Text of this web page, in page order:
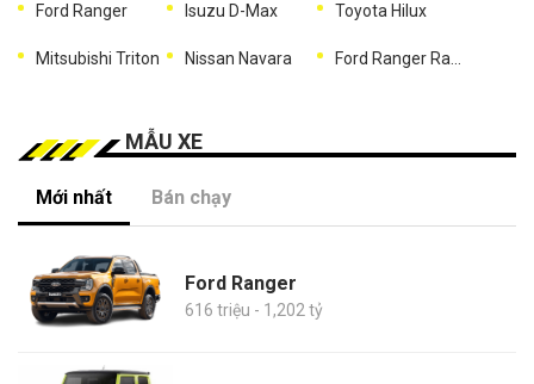
Ford Ranger Isuzu D-Max Toyota Hilux
Mitsubishi Triton Nissan Navara Ford Ranger Raptor
MẪU XE
Mới nhất Bán chạy
Ford Ranger
616 triệu - 1,202 tỷ